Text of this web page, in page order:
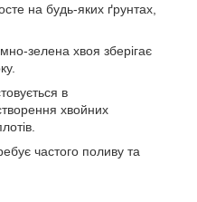
на будь-яких ґрунтах,
зелена хвоя зберігає
в
хвойних
частого поливу та